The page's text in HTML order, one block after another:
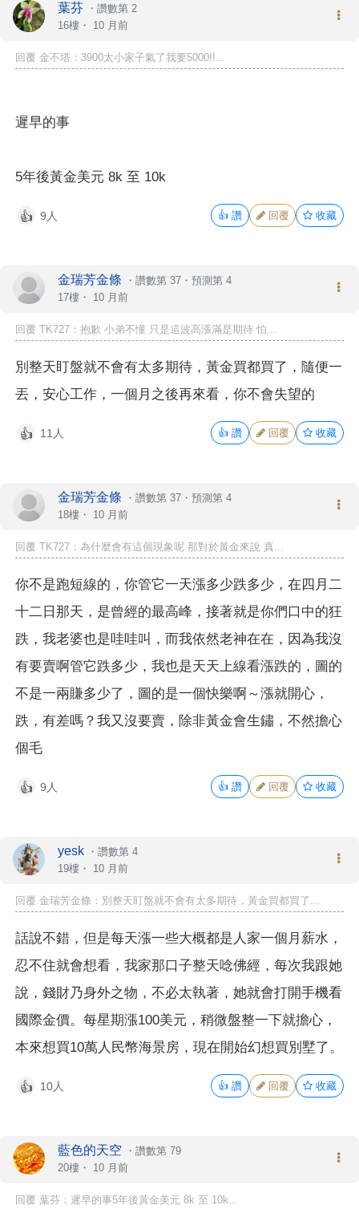
葉芬 ・ 讚數第 2
16樓・ 10 月前
回覆 金不塔 ：3900太小家子氣了我要5000!!...
遲早的事
5年後黃金美元 8k 至 10k
👍 9人 👍 讚 回覆 收藏
金瑞芳金條 ・ 讚數第 37 ・ 預測第 4
17樓・ 10 月前
回覆 TK727：抱歉 小弟不懂 只是這波高漲滿是期待 怕...
別整天盯盤就不會有太多期待，黃金買都買了，隨便一
丟，安心工作，一個月之後再來看，你不會失望的
👍 11人 👍 讚 回覆 收藏
金瑞芳金條 ・ 讚數第 37 ・ 預測第 4
18樓・ 10 月前
回覆 TK727：為什麼會有這個現象呢 那對於黃金來說 真...
你不是跑短線的，你管它一天漲多少跌多少，在四月二
十二日那天，是曾經的最高峰，接著就是你們口中的狂
跌，我老婆也是哇哇叫，而我依然老神在在，因為我沒
有要賣啊管它跌多少，我也是天天上線看漲跌的，圖的
不是一兩賺多少了，圖的是一個快樂啊～漲就開心，
跌，有差嗎？我又沒要賣，除非黃金會生鏽，不然擔心
個毛
👍 9人 👍 讚 回覆 收藏
yesk ・ 讚數第 4
19樓・ 10 月前
回覆 金瑞芳金條：別整天盯盤就不會有太多期待，黃金買都買了...
話說不錯，但是每天漲一些大概都是人家一個月薪水，
忍不住就會想看，我家那口子整天唸佛經，每次我跟她
說，錢財乃身外之物，不必太執著，她就會打開手機看
國際金價。每星期漲100美元，稍微盤整一下就擔心，
本來想買10萬人民幣海景房，現在開始幻想買別墅了。
👍 10人 👍 讚 回覆 收藏
藍色的天空 ・ 讚數第 79
20樓・ 10 月前
回覆 葉芬：遲早的事5年後黃金美元 8k 至 10k...